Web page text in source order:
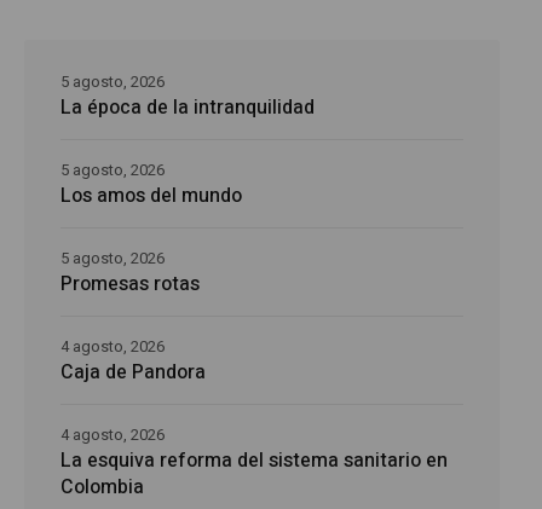
La época de la intranquilidad
5 agosto, 2026
Los amos del mundo
5 agosto, 2026
Promesas rotas
5 agosto, 2026
Caja de Pandora
4 agosto, 2026
La esquiva reforma del sistema sanitario en
Colombia
4 agosto, 2026